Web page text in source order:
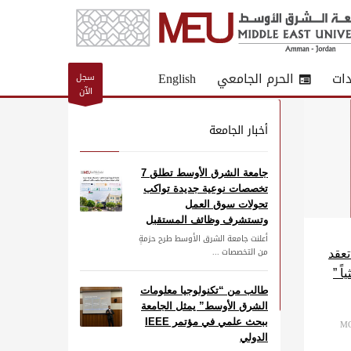
الحرم الجامعي English
سجل
الآن
جامعة الشرق الأوسط MEU تعقد
”
جامعة الشرق الأوسط تحقق
أخبار الجامعة
جامعة الشرق الأوسط تطلق 7
تخصصات نوعية جديدة تواكب
تحولات سوق العمل
وتستشرف وظائف المستقبل
أعلنت جامعة الشرق الأوسط طرح حزمةٍ
من التخصصات ...
طالب من “تكنولوجيا معلومات
الشرق الأوسط” يمثل الجامعة
ببحث علمي في مؤتمر IEEE
الدولي